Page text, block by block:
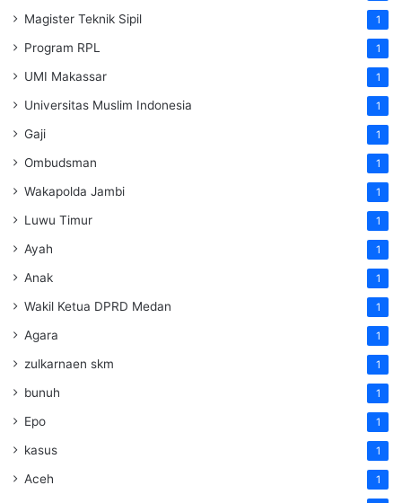
Magister Teknik Sipil 1
Program RPL 1
UMI Makassar 1
Universitas Muslim Indonesia 1
Gaji 1
Ombudsman 1
Wakapolda Jambi 1
Luwu Timur 1
Ayah 1
Anak 1
Wakil Ketua DPRD Medan 1
Agara 1
zulkarnaen skm 1
bunuh 1
Epo 1
kasus 1
Aceh 1